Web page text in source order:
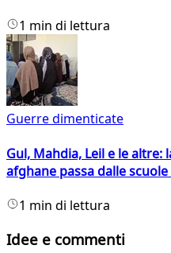
1 min di lettura
Guerre dimenticate
Gul, Mahdia, Leil e le altre:
afghane passa dalle
1 min di lettura
Idee e commenti